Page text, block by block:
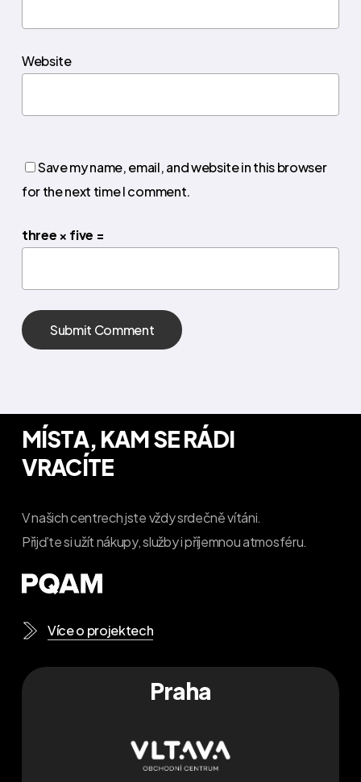
Website
Save my name, email, and website in this browser
for the next time I comment.
three × five =
MÍSTA, KAM SE RÁDI
VRACÍTE
V našich centrech jste vždy srdečně vítáni.
Přijďte si užít nákupy, služby i příjemnou atmosféru.
Více o projektech
Praha